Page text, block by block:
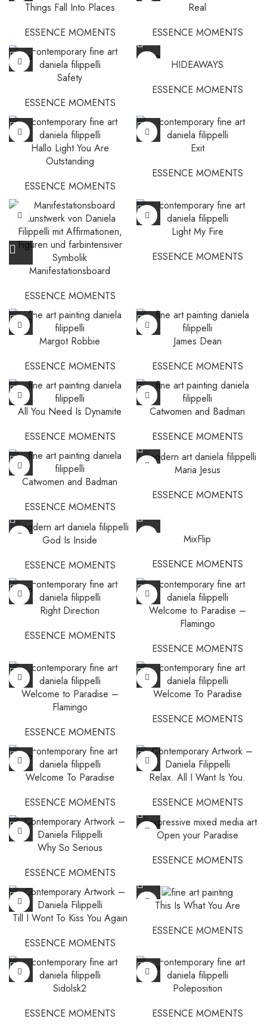
Things Fall Into Places
ESSENCE MOMENTS
Real
ESSENCE MOMENTS
SOLD
OUT
Safety
ESSENCE MOMENTS
SOLD
HIDEAWAYS
ESSENCE MOMENTS
Hallo Light You Are
Outstanding
ESSENCE MOMENTS
Exit
ESSENCE MOMENTS
Manifestationsboard
ESSENCE MOMENTS
Light My Fire
ESSENCE MOMENTS
SOLD
OUT
Margot Robbie
ESSENCE MOMENTS
James Dean
ESSENCE MOMENTS
All You Need Is Dynamite
ESSENCE MOMENTS
Catwomen and Badman
ESSENCE MOMENTS
Catwomen and Badman
ESSENCE MOMENTS
Maria Jesus
ESSENCE MOMENTS
God Is Inside
ESSENCE MOMENTS
MixFlip
ESSENCE MOMENTS
SOLD
OUT
Right Direction
ESSENCE MOMENTS
Welcome to Paradise –
Flamingo
ESSENCE MOMENTS
Welcome to Paradise –
Flamingo
ESSENCE MOMENTS
Welcome To Paradise
ESSENCE MOMENTS
SOLD
OUT
Welcome To Paradise
ESSENCE MOMENTS
Relax. All I Want Is You.
ESSENCE MOMENTS
Why So Serious
ESSENCE MOMENTS
Open your Paradise
ESSENCE MOMENTS
Till I Wont To Kiss You Again
ESSENCE MOMENTS
This Is What You Are
ESSENCE MOMENTS
Sidolsk2
ESSENCE MOMENTS
SOLD
OUT
Poleposition
ESSENCE MOMENTS